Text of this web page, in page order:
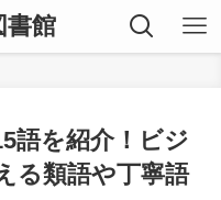
書館
語を紹介！ビジ
る類語や丁寧語